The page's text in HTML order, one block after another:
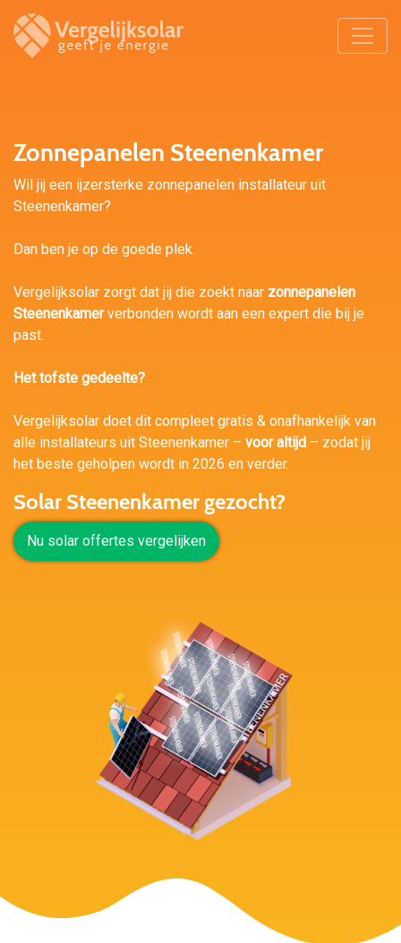
Zonnepanelen Steenenkamer
Wil jij een ijzersterke zonnepanelen installateur uit
Steenenkamer?
Dan ben je op de goede plek.
Vergelijksolar zorgt dat jij die zoekt naar zonnepanelen
Steenenkamerverbonden wordt aan een expert die bij je
past.
Het tofste gedeelte?
Vergelijksolar doet dit compleet gratis & onafhankelijk van
alle installateurs uit Steenenkamer – voor altijd – zodat jij
het beste geholpen wordt in 2026 en verder.
Solar Steenenkamer gezocht?
Nu solar offertes vergelijken